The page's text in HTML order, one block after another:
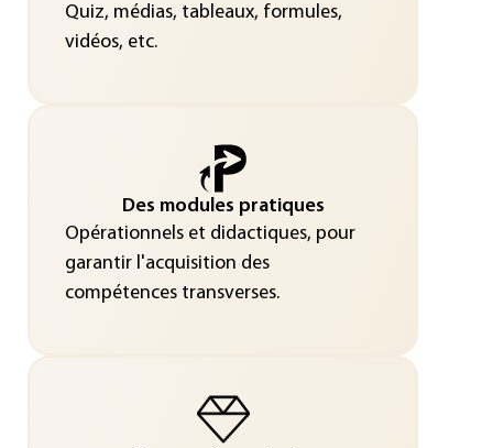
Quiz, médias, tableaux, formules,
vidéos, etc.
Des modules pratiques
Opérationnels et didactiques, pour
garantir l'acquisition des
compétences transverses.